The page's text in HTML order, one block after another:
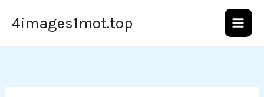
4images1mot.top